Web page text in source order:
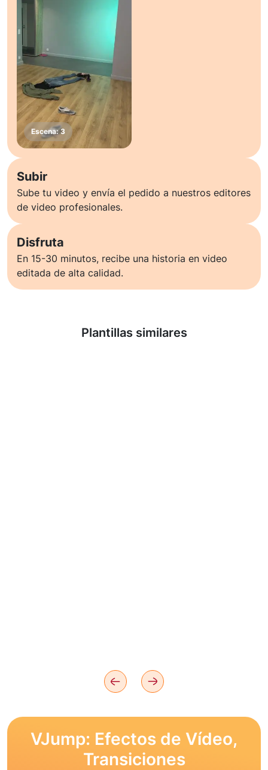
Subir
Sube tu video y envía el pedido a nuestros editores
de video profesionales.
Disfruta
En 15-30 minutos, recibe una historia en video
editada de alta calidad.
Plantillas similares
Saber más
VJump: Efectos de Vídeo,
Transiciones